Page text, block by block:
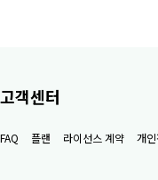
고객센터
FAQ 플랜 라이선스 계약 개